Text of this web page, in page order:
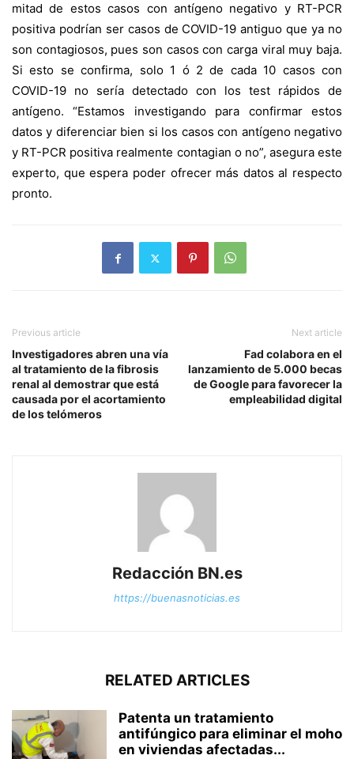
mitad de estos casos con antígeno negativo y RT-PCR
positiva podrían ser casos de COVID-19 antiguo que ya no
son contagiosos, pues son casos con carga viral muy baja.
Si esto se confirma, solo 1 ó 2 de cada 10 casos con
COVID-19 no sería detectado con los test rápidos de
antígeno. “Estamos investigando para confirmar estos
datos y diferenciar bien si los casos con antígeno negativo
y RT-PCR positiva realmente contagian o no”, asegura este
experto, que espera poder ofrecer más datos al respecto
pronto.
Previous article
Investigadores abren una vía
al tratamiento de la fibrosis
renal al demostrar que está
causada por el acortamiento
de los telómeros
Next article
Fad colabora en el
lanzamiento de 5.000 becas
de Google para favorecer la
empleabilidad digital
Redacción BN.es
https://buenasnoticias.es
RELATED ARTICLES
Patenta un tratamiento
antifúngico para eliminar el moho
en viviendas afectadas...